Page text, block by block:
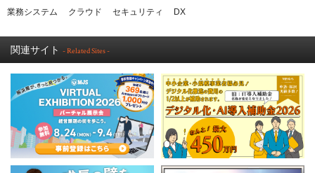
業務システム クラウド セキュリティ DX
関連サイト - Related Sites -